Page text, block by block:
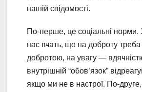
нашій свідомості.
По-перше, це соціальні норми.
нас вчать, що на доброту треба
добротою, на увагу —
внутрішній “обов’язок”
якщо ми не в настрої. По-